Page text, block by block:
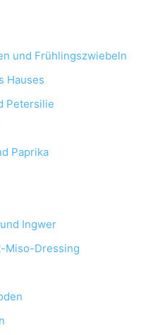
und Frühlingszwiebeln
Hauses
Petersilie
Paprika
Ingwer
Miso-Dressing